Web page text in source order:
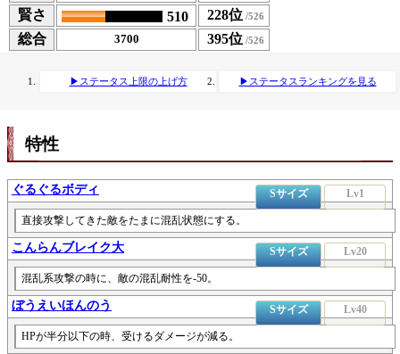
賢さ 510
228位
総合
3700 395位
▶ステータス上限の上げ方 ▶ステータスランキングを見る
特性
ぐるぐるボディ Sサイズ Lv1
直接攻撃してきた敵をたまに混乱状態にする。
こんらんブレイク大 Sサイズ Lv20
混乱系攻撃の時に、敵の混乱耐性を-50。
ぼうえいほんのう Sサイズ Lv40
HPが半分以下の時、受けるダメージが減る。